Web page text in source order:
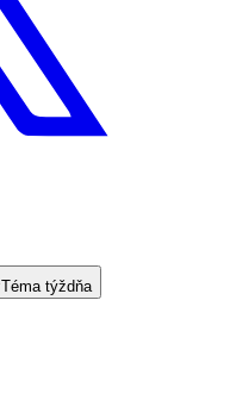
Téma týždňa